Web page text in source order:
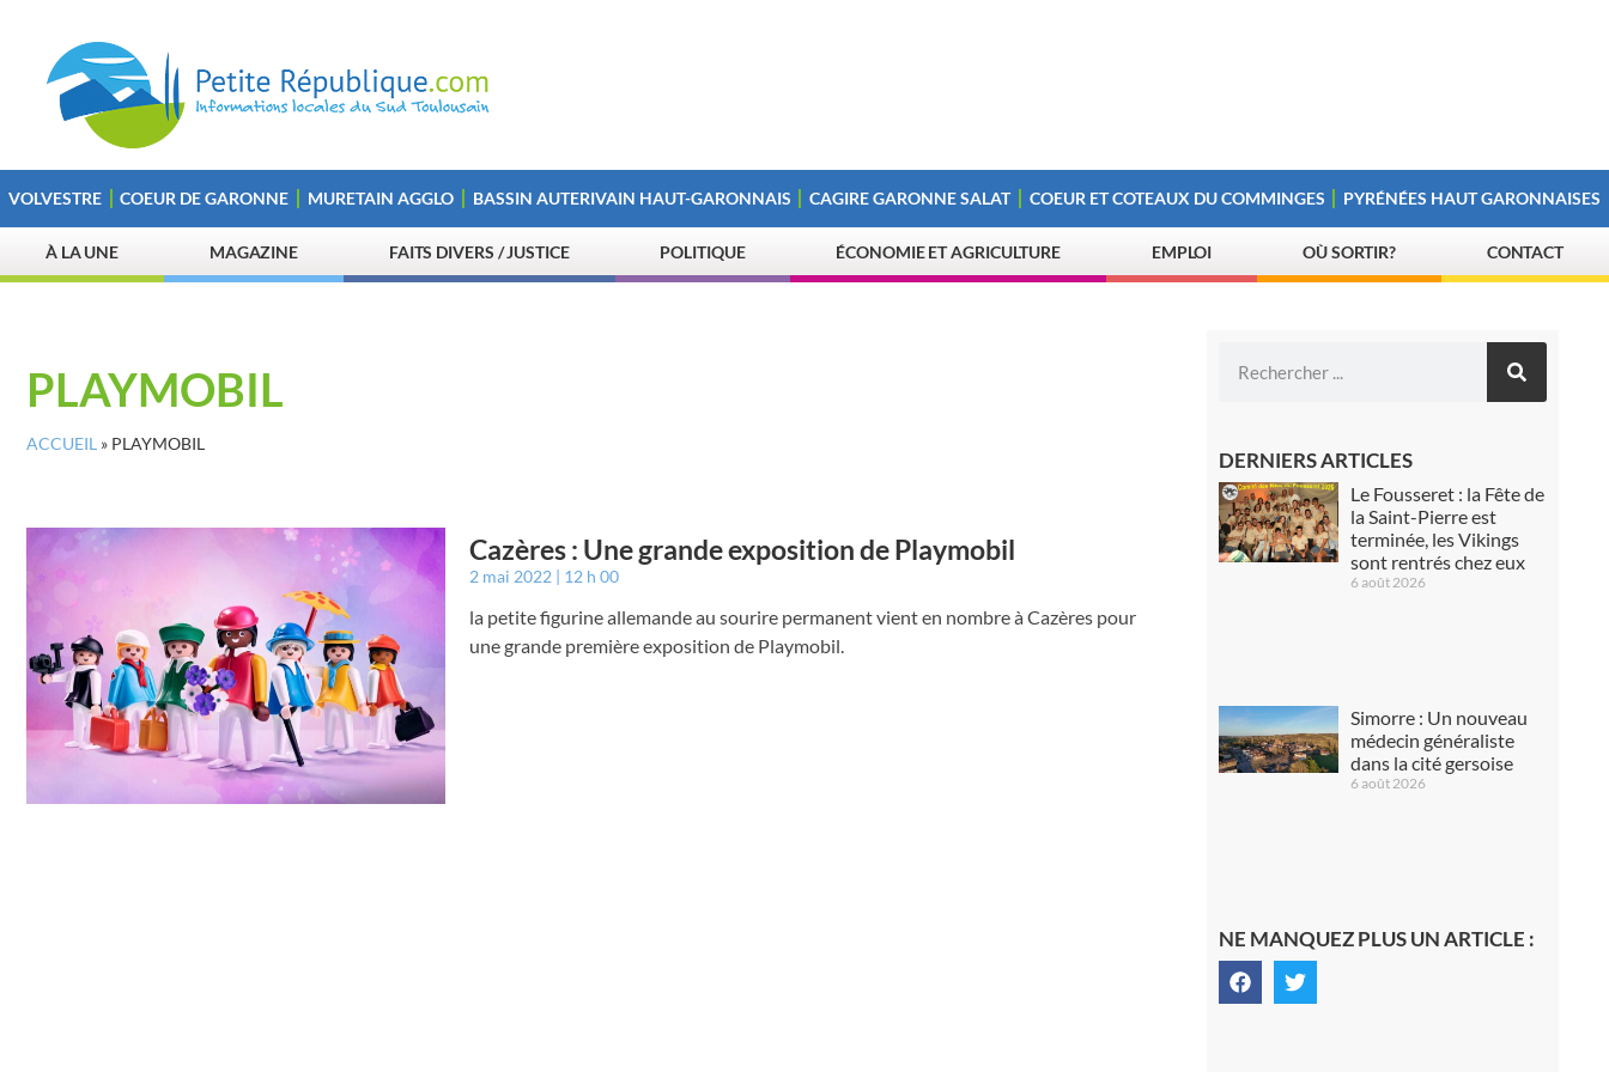
VOLVESTRE COEUR DE GARONNE MURETAIN AGGLO BASSIN AUTERIVAIN HAUT-GARONNAIS CAGIRE GARONNE SALAT COEUR ET COTEAUX DU COMMINGES PYRÉNÉES HAUT GARONNAISES
À LA UNE MAGAZINE FAITS DIVERS / JUSTICE POLITIQUE ÉCONOMIE ET AGRICULTURE EMPLOI OÙ SORTIR? CONTACT
PLAYMOBIL
ACCUEIL » PLAYMOBIL
Cazères : Une grande exposition de Playmobil
2 mai 2022 12 h 00
la petite figurine allemande au sourire permanent vient en nombre à Cazères pour
une grande première exposition de Playmobil.
DERNIERS ARTICLES
Le Fousseret : la Fête de
la Saint-Pierre est
terminée, les Vikings
sont rentrés chez eux
6 août 2026
Simorre : Un nouveau
médecin généraliste
dans la cité gersoise
6 août 2026
NE MANQUEZ PLUS UN ARTICLE :